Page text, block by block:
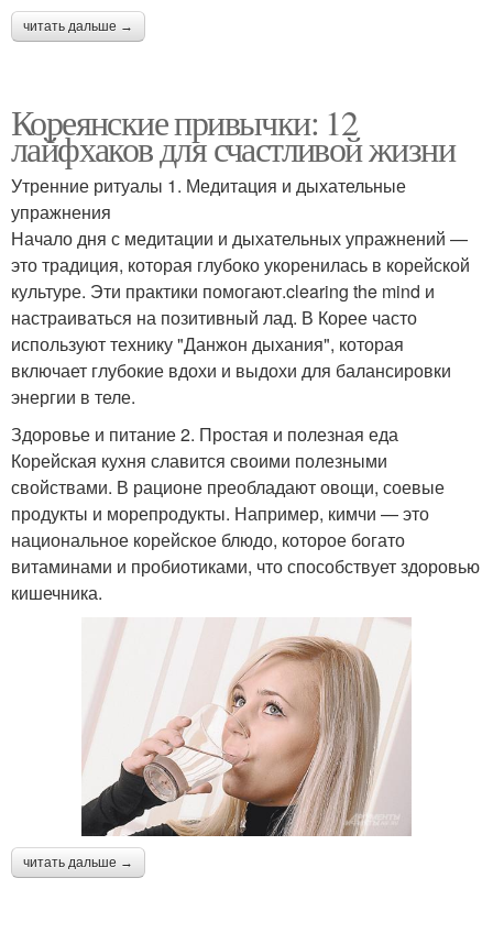
читать дальше →
Кореянские привычки: 12
лайфхаков для счастливой жизни
Утренние ритуалы 1. Медитация и дыхательные
упражнения
Начало дня с медитации и дыхательных упражнений —
это традиция, которая глубоко укоренилась в корейской
культуре. Эти практики помогают.clearing the mind и
настраиваться на позитивный лад. В Корее часто
используют технику "Данжон дыхания", которая
включает глубокие вдохи и выдохи для балансировки
энергии в теле.
Здоровье и питание 2. Простая и полезная еда
Корейская кухня славится своими полезными
свойствами. В рационе преобладают овощи, соевые
продукты и морепродукты. Например, кимчи — это
национальное корейское блюдо, которое богато
витаминами и пробиотиками, что способствует здоровью
кишечника.
читать дальше →